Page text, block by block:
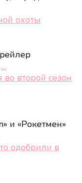
охоты
…
второй сезон
и «Рокетмен»
одобрили в